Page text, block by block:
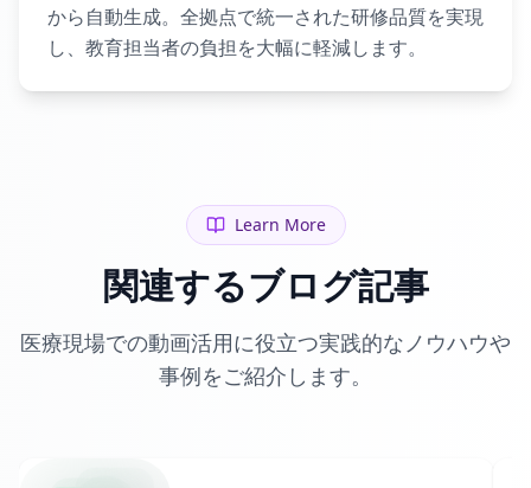
から自動生成。全拠点で統一された研修品質を実現
し、教育担当者の負担を大幅に軽減します。
Learn More
関連するブログ記事
医療現場での動画活用に役立つ実践的なノウハウや
事例をご紹介します。